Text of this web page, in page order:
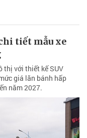
tiết mẫu xe
thị với thiết kế SUV
giá lăn bánh hấp
năm 2027.